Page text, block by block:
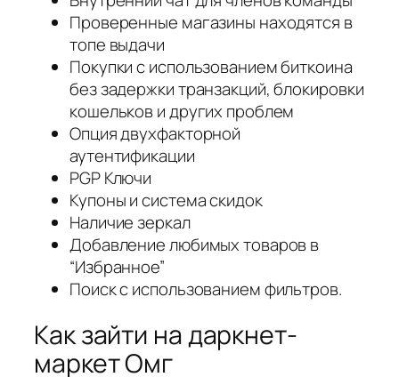
Проверенные магазины находятся в
топе выдачи
Покупки с использованием биткоина
без задержки транзакций, блокировки
кошельков и других проблем
Опция двухфакторной
аутентификации
PGP Ключи
Купоны и система скидок
Наличие зеркал
Добавление любимых товаров в
“Избранное”
Поиск с использованием фильтров.
Как зайти на даркнет-
маркет Омг